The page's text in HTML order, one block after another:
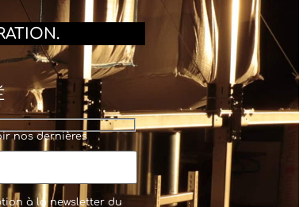
nos dernières
à la newsletter du